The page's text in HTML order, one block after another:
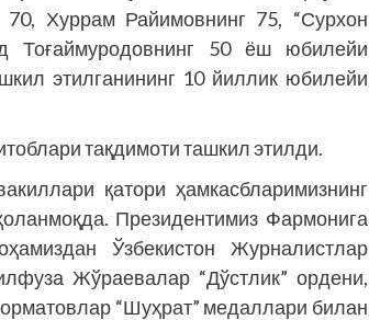
Хуррам Райимовнинг 75, “Сурхон
Тоғаймуродовнинг 50 ёш юбилейи
этилганининг 10 йиллик юбилейи
тақдимоти ташкил этилди.
қатори ҳамкасбларимизнинг
Президентимиз Фармонига
Ўзбекистон Журналистлар
Жўраевалар “Дўстлик” ордени,
“Шуҳрат” медаллари билан